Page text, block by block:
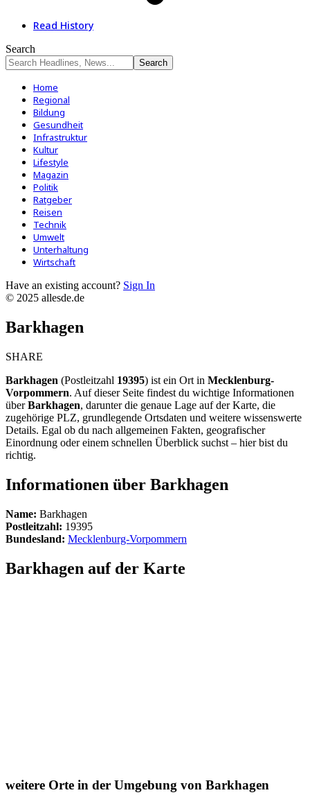
Read History
Search
Home
Regional
Bildung
Gesundheit
Infrastruktur
Kultur
Lifestyle
Magazin
Politik
Ratgeber
Reisen
Technik
Umwelt
Unterhaltung
Wirtschaft
Have an existing account? Sign In
© 2025 allesde.de
Barkhagen
SHARE
Barkhagen (Postleitzahl 19395) ist ein Ort in Mecklenburg-
Vorpommern. Auf dieser Seite findest du wichtige Informationen
überBarkhagen, darunter die genaue Lage auf der Karte, die
zugehörige PLZ, grundlegende Ortsdaten und weitere wissenswerte
Details. Egal ob du nach allgemeinen Fakten, geografischer
Einordnung oder einem schnellen Überblick suchst – hier bist du
richtig.
Informationen über Barkhagen
Name: Barkhagen
Postleitzahl: 19395
Bundesland: Mecklenburg-Vorpommern
Barkhagen auf der Karte
weitere Orte in der Umgebung von Barkhagen